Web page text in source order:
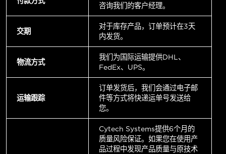
咨询我们的客户经理。
交期
对于库存产品，订单预计在3天
内发货。
物流方式
我们为国际运输提供DHL、
FedEx、UPS。
运输跟踪
订单发货后，我们会通过电子邮
件等方式将快递运单号发送给
您。
Cytech Systems提供6个月的
质量风险保证。如果您在使用产
品过程中发现产品质量与原技术